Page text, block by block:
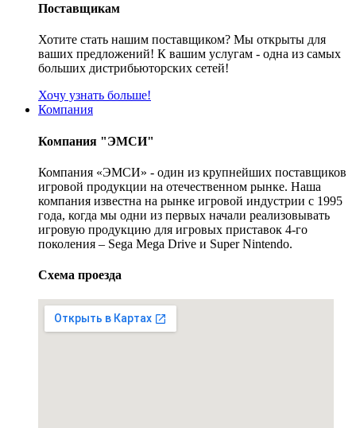
Поставщикам
Хотите стать нашим поставщиком? Мы открыты для
ваших предложений! К вашим услугам - одна из самых
больших дистрибьюторских сетей!
Хочу узнать больше!
Компания
Компания "ЭМСИ"
Компания «ЭМСИ» - один из крупнейших поставщиков
игровой продукции на отечественном рынке. Наша
компания известна на рынке игровой индустрии с 1995
года, когда мы одни из первых начали реализовывать
игровую продукцию для игровых приставок 4-го
поколения – Sega Mega Drive и Super Nintendo.
Схема проезда